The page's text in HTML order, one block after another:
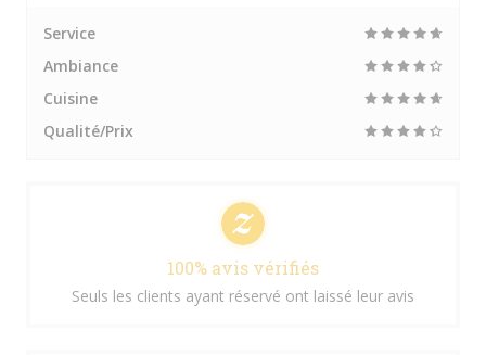
Service
Ambiance
Cuisine
Qualité/Prix
100% avis vérifiés
Seuls les clients ayant réservé ont laissé leur avis